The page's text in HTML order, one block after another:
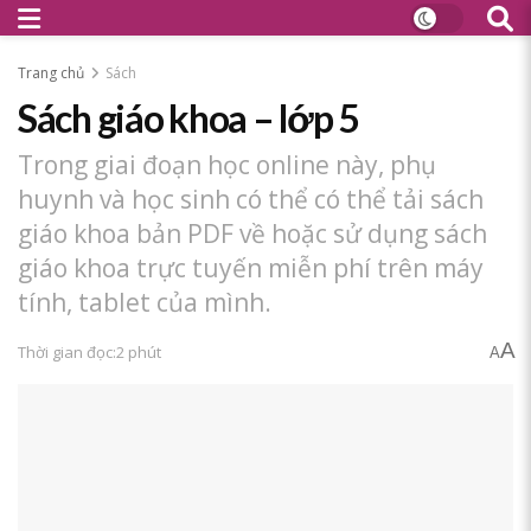
Trang chủ Sách
Sách giáo khoa – lớp 5
Trong giai đoạn học online này, phụ
huynh và học sinh có thể có thể tải sách
giáo khoa bản PDF về hoặc sử dụng sách
giáo khoa trực tuyến miễn phí trên máy
tính, tablet của mình.
Thời gian đọc:2 phút AA